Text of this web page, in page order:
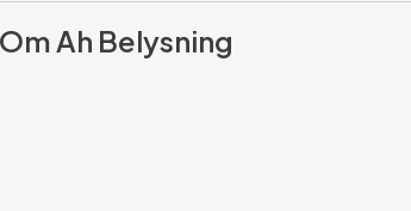
Om Ah Belysning